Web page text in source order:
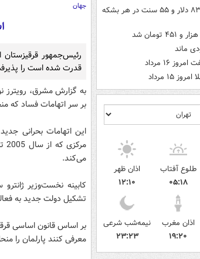
قیمت نفت به ۸۳ دلار و ۵۵ سنت در هر بشکه
ماند
۱۶ مرداد
۱۵ مرداد
طلوع آفتاب
۰۵:۱۸
اذان ظهر
۱۲:۱۰
اذان مغرب
۱۹:۲۰
نیمه‌شب شرعی
۲۳:۲۳
جهان
رئیس‌جمهور
قدرت شده است را
به گزارش مشرق، رویترز
بر سر اتهامات فساد که
می‌کند.
تشکیل دولت جدید به
بر اساس قانون اساسی
معرفی کنند پارلمان را